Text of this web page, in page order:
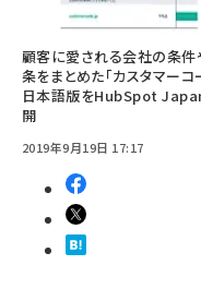
顧客に愛される会社の条件
条をまとめた「カスタマーコ
日本語版をHubSpot
開
2019年9月19日 17:17